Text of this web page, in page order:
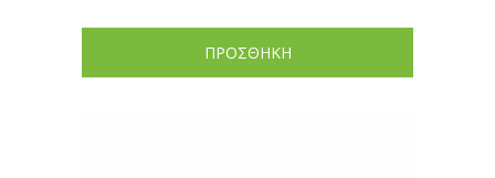
ΠΡΟΣΘΗΚΗ